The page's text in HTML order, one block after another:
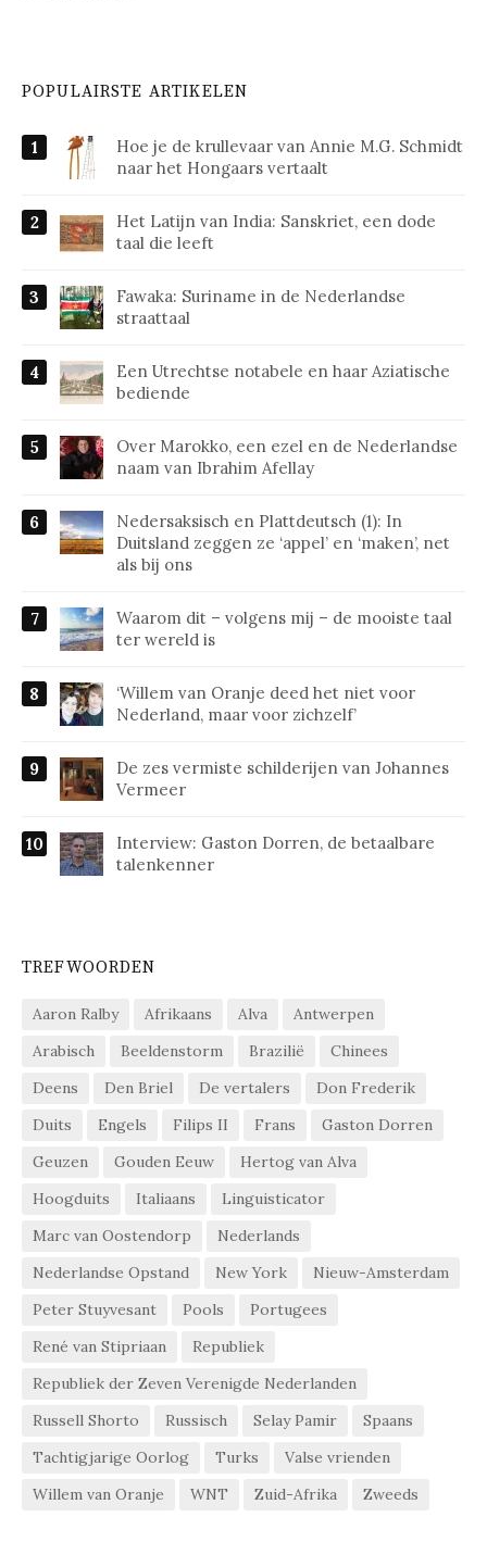
POPULAIRSTE ARTIKELEN
Hoe je de krullevaar van Annie M.G. Schmidt
naar het Hongaars vertaalt
Het Latijn van India: Sanskriet, een dode
taal die leeft
Fawaka: Suriname in de Nederlandse
straattaal
Een Utrechtse notabele en haar Aziatische
bediende
Over Marokko, een ezel en de Nederlandse
naam van Ibrahim Afellay
Nedersaksisch en Plattdeutsch (1): In
Duitsland zeggen ze ‘appel’ en ‘maken’, net
als bij ons
Waarom dit – volgens mij – de mooiste taal
ter wereld is
‘Willem van Oranje deed het niet voor
Nederland, maar voor zichzelf’
De zes vermiste schilderijen van Johannes
Vermeer
Interview: Gaston Dorren, de betaalbare
talenkenner
TREFWOORDEN
Aaron Ralby Afrikaans Alva
Antwerpen
Arabisch
Beeldenstorm Brazilië
Chinees
Deens
Den Briel De vertalers
Don Frederik
Duits
Engels Filips II Frans
Gaston Dorren
Geuzen
Gouden Eeuw
Hertog van Alva
Hoogduits
Italiaans
Linguisticator
Marc van Oostendorp
Nederlands
Nederlandse Opstand
New York
Nieuw-Amsterdam
Peter Stuyvesant
Pools
Portugees
René van Stipriaan
Republiek
Republiek der Zeven Verenigde Nederlanden
Russell Shorto
Russisch Selay Pamir
Spaans
Tachtigjarige Oorlog
Turks
Valse vrienden
Willem van Oranje
WNT Zuid-Afrika Zweeds